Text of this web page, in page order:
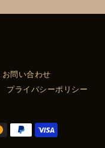
お問い合わせ
プライバシーポリシー